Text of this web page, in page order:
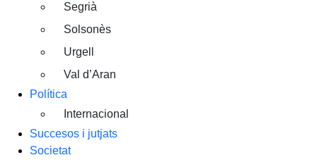
Segrià
Solsonès
Urgell
Val d’Aran
Política
Internacional
Succesos i jutjats
Societat